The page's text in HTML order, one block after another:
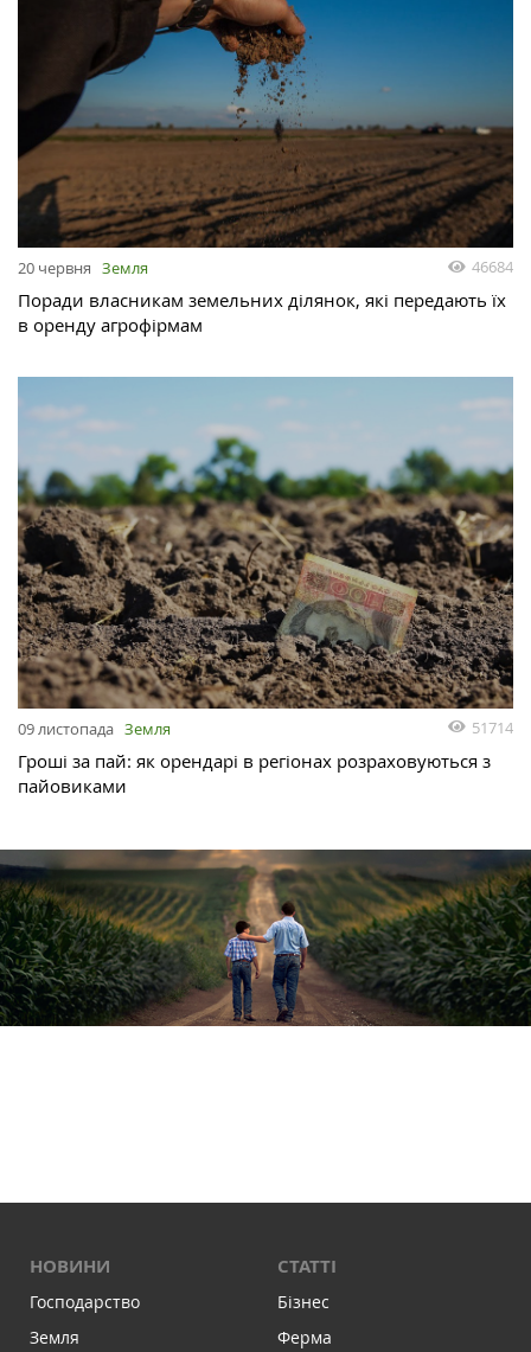
20 червня Земля 46684
Поради власникам земельних ділянок, які передають їх
в оренду агрофірмам
09 листопада Земля 51714
Гроші за пай: як орендарі в регіонах розраховуються з
пайовиками
НОВИНИ
Господарство
Земля
СТАТТІ
Бізнес
Ферма